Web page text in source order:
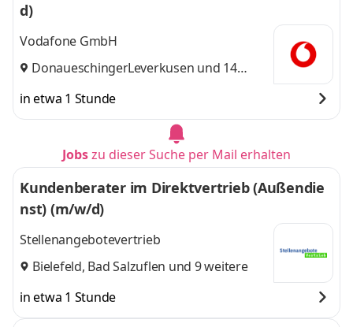
d)
Vodafone GmbH
Donaueschingen,
Leverkusen und 14
in etwa 1 Stunde
Jobszu dieser Suche per Mail erhalten
Kundenberater im Direktvertrieb (Außendie
nst) (m/w/d)
Stellenangebotevertrieb
Bielefeld, Bad Salzuflen und 9 weitere
in etwa 1 Stunde